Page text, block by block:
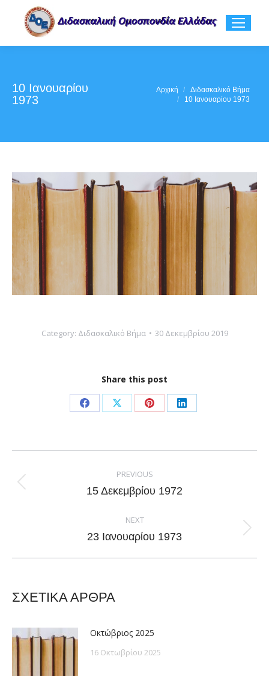
10 Ιανουαρίου
1973
Αρχική
Διδασκαλικό Βήμα
10 Ιανουαρίου 1973
Category: Διδασκαλικό Βήμα 30 Δεκεμβρίου 2019
Share this post
Share
Facebook
Share
X
Share
Pinterest
Share
LinkedIn
navigation
PREVIOUS
Previous
15 Δεκεμβρίου 1972
NEXT
Next
23 Ιανουαρίου 1973
ΣΧΕΤΙΚΑ ΑΡΘΡΑ
Οκτώβριος 2025
16 Οκτωβρίου 2025